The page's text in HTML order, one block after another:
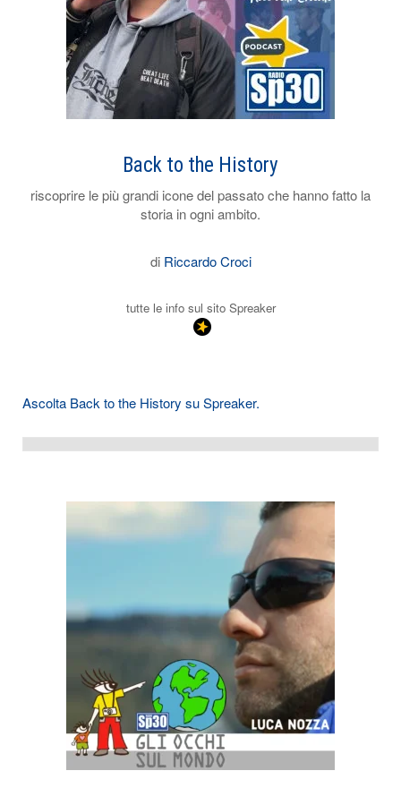
Back to the History
riscoprire le più grandi icone del passato che hanno fatto la
storia in ogni ambito.
di Riccardo Croci
tutte le info sul sito Spreaker
Ascolta Back to the History su Spreaker.